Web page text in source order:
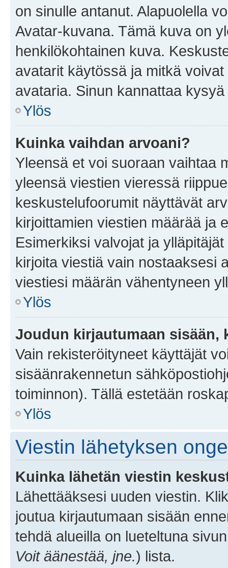
on sinulle antanut. Alapuolella
Avatar-kuvana. Tämä kuva on
henkilökohtainen kuva.
avatarit käytössä ja mitkä
avataria. Sinun kannattaa
Ylös
Kuinka vaihdan arvoani?
Yleensä et voi suoraan vaihtaa
yleensä viestien vieressä
keskustelufoorumit näyttävät
kirjoittamien viestien määrää ja
Esimerkiksi valvojat ja
kirjoita viestiä vain nostaaksesi
viestiesi määrän vähentyneen
Ylös
Joudun kirjautumaan sisään,
Vain rekisteröityneet käyttäjät
sisäänrakennetun
toiminnon). Tällä estetään
Ylös
Viestin lähetyksen
Kuinka lähetän viestin
Lähettääksesi uuden viestin.
joutua kirjautumaan sisään
tehdä alueilla on lueteltuna
Voit äänestää, jne.) lista.